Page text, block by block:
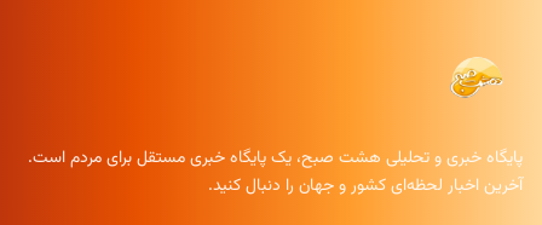
پایگاه خبری و تحلیلی هشت صبح، یک پایگاه خبری مستقل برای مردم است.
آخرین اخبار لحظه‌ای کشور و جهان را دنبال کنید.